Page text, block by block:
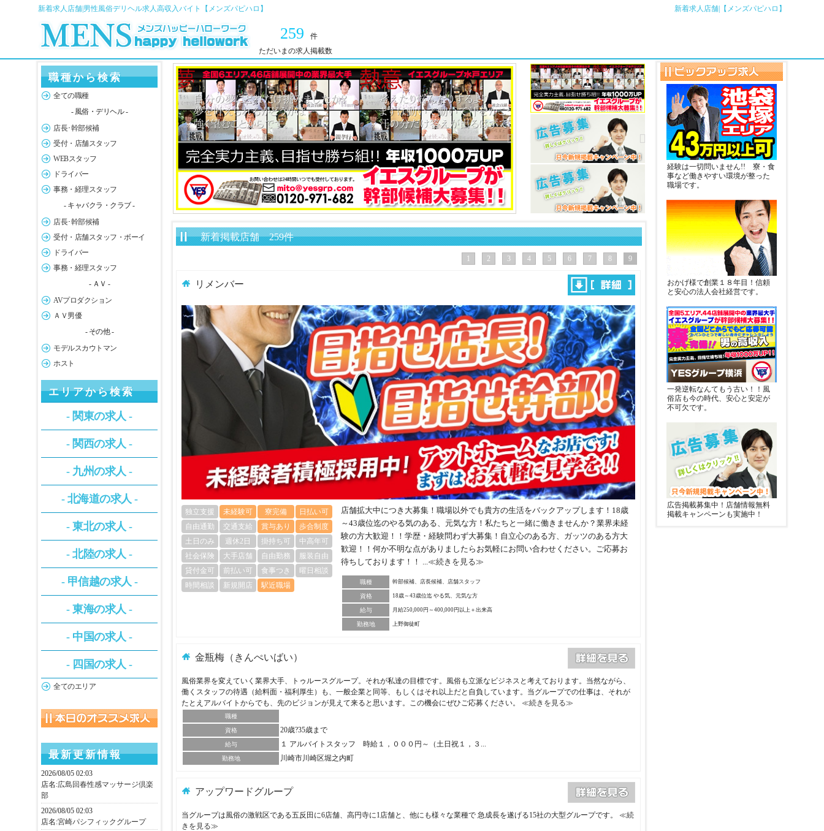
新着求人店舗|男性風俗デリヘル求人高収入バイト【メンズパピハロ】 新着求人店舗|【メンズパピハロ】
259
件
ただいまの求人掲載数
職種から検索
全ての職種
- 風俗・デリヘル -
店長･幹部候補
受付・店舗スタッフ
WEBスタッフ
ドライバー
事務・経理スタッフ
- キャバクラ・クラブ -
店長･幹部候補
受付・店舗スタッフ・ボーイ
ドライバー
事務・経理スタッフ
- ＡＶ -
AVプロダクション
ＡＶ男優
- その他 -
モデルスカウトマン
ホスト
エリアから検索
- 関東の求人 -
- 関西の求人 -
- 九州の求人 -
- 北海道の求人 -
- 東北の求人 -
- 北陸の求人 -
- 甲信越の求人 -
- 東海の求人 -
- 中国の求人 -
- 四国の求人 -
全てのエリア
最新更新情報
2026/08/05 02:03
店名:広島回春性感マッサージ倶楽
部
2026/08/05 02:03
店名:宮崎パシフィックグループ
新着掲載店舗 259件
1 2 3 4 5 6 7 8 9
リメンバー
独立支援 未経験可 寮完備
日払い可
自由通勤
交通支給 賞与あり
歩合制度
土日のみ
週休2日 掛持ち可
中高年可
社会保険
大手店舗 自由勤務
服装自由
貸付金可
前払い可 食事つき
曜日相談
時間相談
新規開店 駅近職場
店舗拡大中につき大募集！職場以外でも貴方の生活をバックアップします！18歳
～43歳位迄のやる気のある、元気な方！私たちと一緒に働きませんか？業界未経
験の方大歓迎！！学歴・経験問わず大募集！自立心のある方、ガッツのある方大
歓迎！！何か不明な点がありましたらお気軽にお問い合わせください。ご応募お
待ちしております！！ ... ≪続きを見る≫
職種 幹部候補、店長候補、店舗スタッフ
資格 18歳～43歳位迄 やる気、元気な方
給与 月給250,000円～400,000円以上＋出来高
勤務地 上野御徒町
金瓶梅（きんぺいばい）
風俗業界を変えていく業界大手、トゥルースグループ。それが私達の目標です。風俗も立派なビジネスと考えております。当然ながら、
働くスタッフの待遇（給料面・福利厚生）も、一般企業と同等、もしくはそれ以上だと自負しています。当グループでの仕事は、それが
たとえアルバイトからでも、先のビジョンが見えて来ると思います。この機会にぜひご応募ください。 ≪続きを見る≫
職種
資格 20歳?35歳まで
給与 １ アルバイトスタッフ 時給１，０００円～（土日祝１，３...
勤務地 川崎市川崎区堀之内町
アップワードグループ
当グループは風俗の激戦区である五反田に6店舗、高円寺に1店舗と、他にも様々な業種で 急成長を遂げる15社の大型グループです。 ≪続
きを見る≫
経験は一切問いません!! 寮・食
事など働きやすい環境が整った
職場です。
おかげ様で創業１８年目！信頼
と安心の法人会社経営です。
一発逆転なんてもう古い！！風
俗店も今の時代、安心と安定が
不可欠です。
広告掲載募集中！店舗情報無料
掲載キャンペーンも実施中！